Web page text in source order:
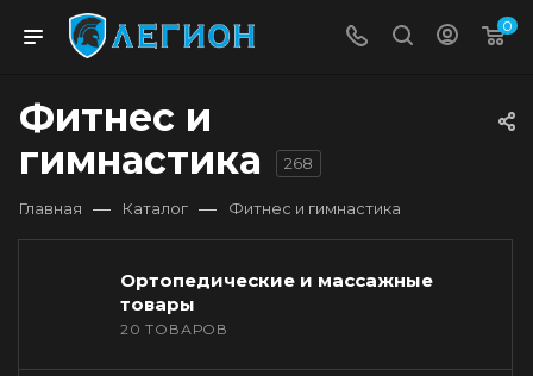
0
Фитнес и
гимнастика
268
Главная — Каталог — Фитнес и гимнастика
Ортопедические и массажные
товары
20 ТОВАРОВ